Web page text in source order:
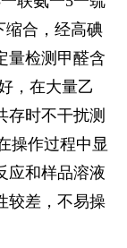
缩合，经高碘
量检测甲醛含
，在大量乙
存时不干扰测
操作过程中显
应和样品溶液
较差，不易操